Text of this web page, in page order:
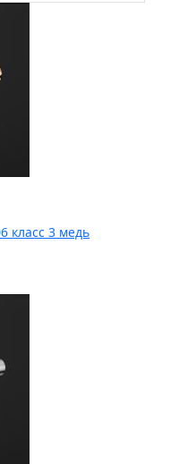
класс 3 медь